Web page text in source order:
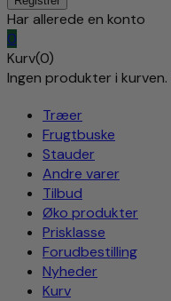
Har allerede en konto
0
Kurv(0)
Ingen produkter i kurven.
Træer
Frugtbuske
Stauder
Andre varer
Tilbud
Øko produkter
Prisklasse
Forudbestilling
Nyheder
Kurv